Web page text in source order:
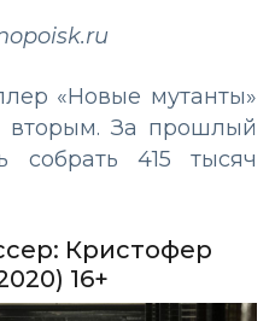
«Новые мутанты»
вторым. За прошлый
собрать 415 тысяч
Кристофер
16+